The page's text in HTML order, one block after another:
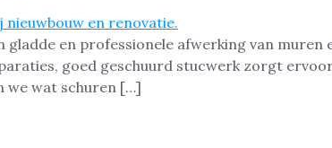
gladde en professionele afwerking van
goed geschuurd stucwerk zorgt
we wat schuren […]